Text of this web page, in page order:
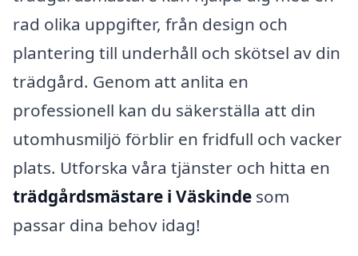
rad olika uppgifter, från design och
plantering till underhåll och skötsel av din
trädgård. Genom att anlita en
professionell kan du säkerställa att din
utomhusmiljö förblir en fridfull och vacker
plats. Utforska våra tjänster och hitta en
trädgårdsmästare i Väskinde som
passar dina behov idag!